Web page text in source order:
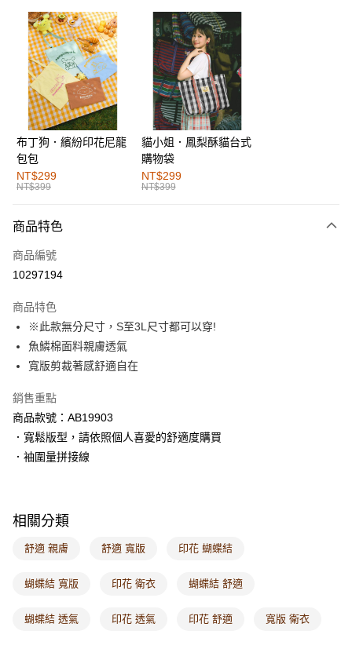
購物金
超商取貨付款
LINE Pay
街口支付
運送方式
全家取貨付款
每筆NT$60，滿NT$1,000(含以上)免運費
付款後全家取貨
萊爾富取貨付款
付款後萊爾富取貨
每筆NT$60，滿NT$1,000(含以上)免運費
7-11取貨付款
每筆NT$60，滿NT$1,000(含以上)免運費
付款後7-11取貨
每筆NT$60，滿NT$1,000(含以上)免運費
付款後門市自取
每筆NT$60，滿NT$1,000(含以上)免運費
布丁狗．繽紛印花尼龍
包包
NT$299
NT$399
貓小姐．鳳梨酥貓台式
購物袋
NT$299
NT$399
商品特色
商品編號
10297194
商品特色
※此款無分尺寸，S至3L尺寸都可以穿!
魚鱗棉面料親膚透氣
寬版剪裁著感舒適自在
銷售重點
商品款號：AB19903
．寬鬆版型，請依照個人喜愛的舒適度購買
．袖圍量拼接線
相關分類
舒適 親膚 舒適 寬版 印花 蝴蝶結
蝴蝶結 寬版 印花 衛衣 蝴蝶結 舒適
蝴蝶結 透氣 印花 透氣 印花 舒適 寬版 衛衣